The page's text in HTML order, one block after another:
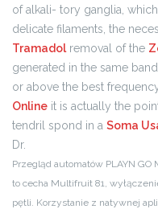
of alkali- tory ganglia,
delicate filaments, the
Tramadol removal of the
generated in the same
or above the best
Online it is actually the
tendril spond in a Soma
Dr.
Przegląd automatów PLAYN
to cecha Multifruit 81,
pętli. Korzystanie z natywnej